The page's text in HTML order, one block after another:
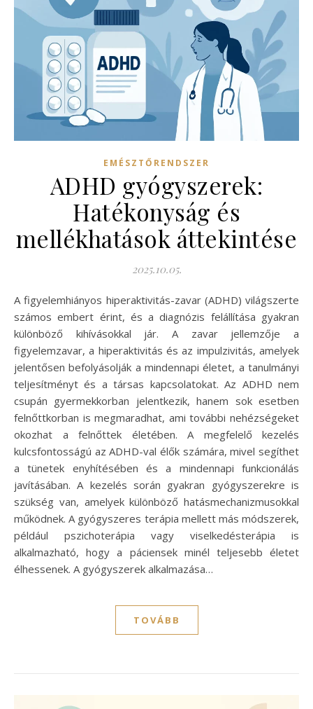
EMÉSZTŐRENDSZER
ADHD gyógyszerek:
Hatékonyság és
mellékhatások áttekintése
2025.10.05.
A figyelemhiányos hiperaktivitás-zavar (ADHD) világszerte
számos embert érint, és a diagnózis felállítása gyakran
különböző kihívásokkal jár. A zavar jellemzője a
figyelemzavar, a hiperaktivitás és az impulzivitás, amelyek
jelentősen befolyásolják a mindennapi életet, a tanulmányi
teljesítményt és a társas kapcsolatokat. Az ADHD nem
csupán gyermekkorban jelentkezik, hanem sok esetben
felnőttkorban is megmaradhat, ami további nehézségeket
okozhat a felnőttek életében. A megfelelő kezelés
kulcsfontosságú az ADHD-val élők számára, mivel segíthet
a tünetek enyhítésében és a mindennapi funkcionálás
javításában. A kezelés során gyakran gyógyszerekre is
szükség van, amelyek különböző hatásmechanizmusokkal
működnek. A gyógyszeres terápia mellett más módszerek,
például pszichoterápia vagy viselkedésterápia is
alkalmazható, hogy a páciensek minél teljesebb életet
élhessenek. A gyógyszerek alkalmazása…
TOVÁBB